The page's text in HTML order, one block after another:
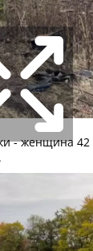
- женщина 42